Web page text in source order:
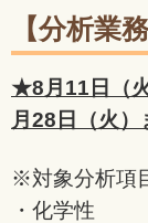
【分析業
★8月11日（
月28日（火
※対象分析項
・化学性